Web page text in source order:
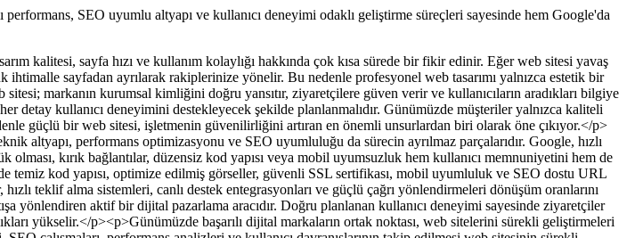
SEO uyumlu altyapı ve kullanıcı deneyimi odaklı geliştirme süreçleri sayesinde hem Google'da
kalitesi, sayfa hızı ve kullanım kolaylığı hakkında çok kısa sürede bir fikir edinir. Eğer web sitesi yavaş
sayfadan ayrılarak rakiplerinize yönelir. Bu nedenle profesyonel web tasarımı yalnızca estetik bir
markanın kurumsal kimliğini doğru yansıtır, ziyaretçilere güven verir ve kullanıcıların aradıkları bilgiye
detay kullanıcı deneyimini destekleyecek şekilde planlanmalıdır. Günümüzde müşteriler yalnızca kaliteli
güçlü bir web sitesi, işletmenin güvenilirliğini artıran en önemli unsurlardan biri olarak öne çıkıyor.</p>
altyapı, performans optimizasyonu ve SEO uyumluluğu da sürecin ayrılmaz parçalarıdır. Google, hızlı
kırık bağlantılar, düzensiz kod yapısı veya mobil uyumsuzluk hem kullanıcı memnuniyetini hem de
temiz kod yapısı, optimize edilmiş görseller, güvenli SSL sertifikası, mobil uyumluluk ve SEO dostu URL
teklif alma sistemleri, canlı destek entegrasyonları ve güçlü çağrı yönlendirmeleri dönüşüm oranlarını
yönlendiren aktif bir dijital pazarlama aracıdır. Doğru planlanan kullanıcı deneyimi sayesinde ziyaretçiler
yükselir.</p><p>Günümüzde başarılı dijital markaların ortak noktası, web sitelerini sürekli geliştirmeleri